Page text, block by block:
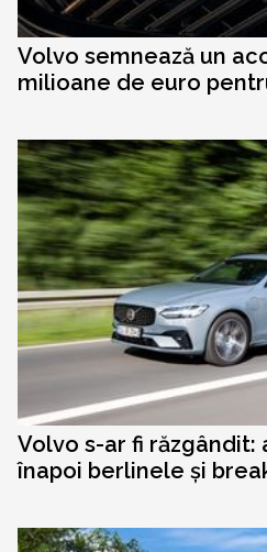
Volvo semnează un
milioane de euro
Volvo s-ar fi răzgândit:
înapoi berlinele și